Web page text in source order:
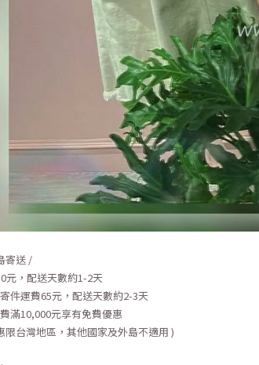
寄送 /
元，配送天數約1-2天
件運費65元，配送天數約2-3天
滿10,000元享有免費優惠
限台灣地區，其他國家及外島不適用 )